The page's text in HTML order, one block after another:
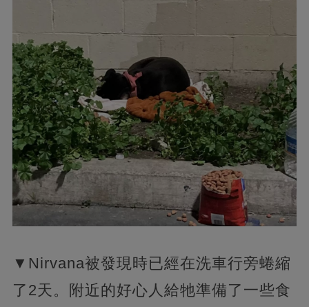
▼Nirvana被發現時已經在洗車行旁蜷縮
了2天。附近的好心人給牠準備了一些食